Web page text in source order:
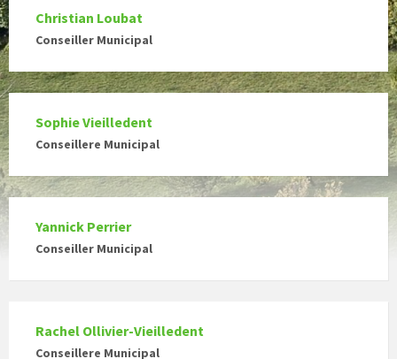
Christian Loubat
Conseiller Municipal
Sophie Vieilledent
Conseillere Municipal
Yannick Perrier
Conseiller Municipal
Rachel Ollivier-Vieilledent
Conseillere Municipal